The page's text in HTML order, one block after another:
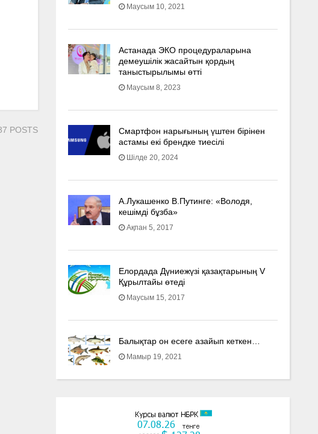
POSTS
Маусым 10, 2021
Астанада ЭКО процедураларына
демеушілік жасайтын қордың
таныстырылымы өтті
Маусым 8, 2023
Смартфон нарығының үштен бірінен
астамы екі брендке тиесілі
Шілде 20, 2024
А.Лукашенко В.Путинге: «Володя,
кешімді бұзба»
Ақпан 5, 2017
Елордада Дүниежүзі қазақтарының V
Құрылтайы өтеді
Маусым 15, 2017
Балықтар он есеге азайып кеткен…
Мамыр 19, 2021